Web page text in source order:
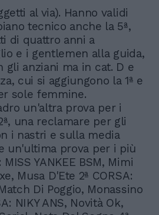
al via). Hanno validi
tecnico anche la 5ª,
di quattro anni a
e i gentlemen alla guida,
gli anziani ma in cat. D e
cui si aggiungono la 1ª e
sole femmine.
un'altra prova per i
una reclamare per gli
i nastri e sulla media
un'ultima prova per i più
MISS YANKEE BSM, Mimi
Musa D'Ete 2ª CORSA:
Di Poggio, Monassino
NIKY ANS, Novità Ok,